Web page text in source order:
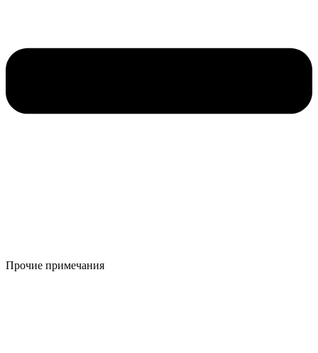
Прочие примечания